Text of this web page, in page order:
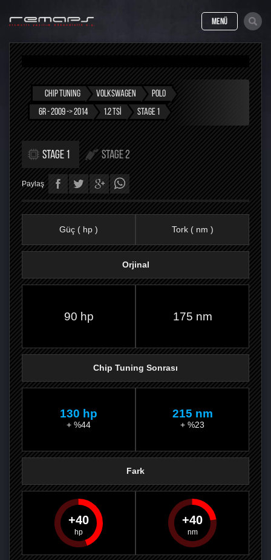
MENÜ
CHIP TUNING VOLKSWAGEN
POLO
6R - 2009 -> 2014
1.2 TSI STAGE 1
STAGE 1 STAGE 2
Paylaş
PAYLAŞPAYLAŞPLUS'TA
Güç ( hp ) Tork ( nm )
Orjinal
90 hp 175 nm
Chip Tuning Sonrası
130 hp
+ %44
215 nm
+ %23
Fark
40 40